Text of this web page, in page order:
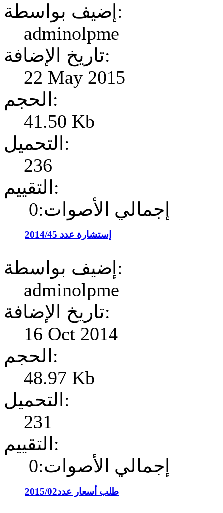
إضيف بواسطة:
adminolpme
تاريخ الإضافة:
22 May 2015
الحجم:
41.50 Kb
التحميل:
236
التقييم:
إجمالي الأصوات:0
إستشارة عدد 2014/45
إضيف بواسطة:
adminolpme
تاريخ الإضافة:
16 Oct 2014
الحجم:
48.97 Kb
التحميل:
231
التقييم:
إجمالي الأصوات:0
طلب أسعار عدد2015/02